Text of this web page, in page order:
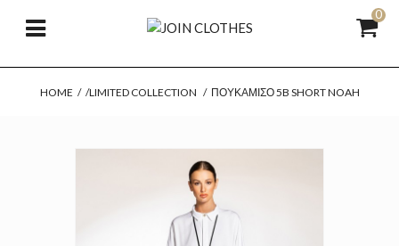
0
HOME / /LIMITED COLLECTION / ΠΟΥΚΆΜΙΣΟ 5B SHORT NOAH